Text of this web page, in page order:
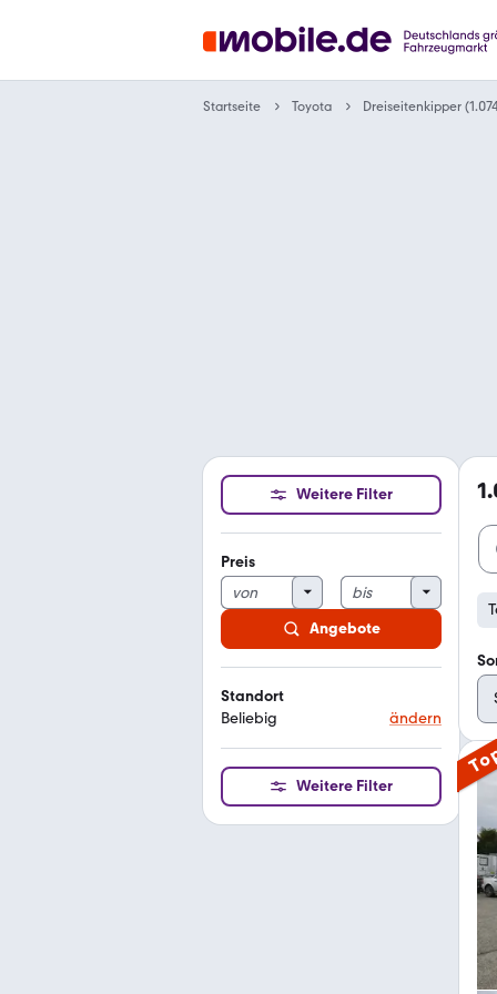
Startseite Toyota Dreiseitenkipper
Weitere Filter
Preis
Angebote
Standort
Beliebig
ändern
Weitere Filter